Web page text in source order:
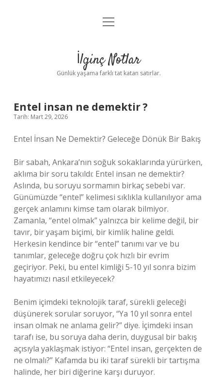
Anasayfa
Yasal Uyarı
menüyü
İlginç Notlar
Günlük yaşama farklı tat katan satırlar.
Entel insan ne demektir ?
Tarih: Mart 29, 2026
Entel İnsan Ne Demektir? Geleceğe Dönük Bir Bakış
Bir sabah, Ankara’nın soğuk sokaklarında yürürken,
aklıma bir soru takıldı: Entel insan ne demektir?
Aslında, bu soruyu sormamın birkaç sebebi var.
Günümüzde “entel” kelimesi sıklıkla kullanılıyor ama
gerçek anlamını kimse tam olarak bilmiyor.
Zamanla, “entel olmak” yalnızca bir kelime değil, bir
tavır, bir yaşam biçimi, bir kimlik haline geldi.
Herkesin kendince bir “entel” tanımı var ve bu
tanımlar, geleceğe doğru çok hızlı bir evrim
geçiriyor. Peki, bu entel kimliği 5-10 yıl sonra bizim
hayatımızı nasıl etkileyecek?
Benim içimdeki teknolojik taraf, sürekli geleceği
düşünerek sorular soruyor, “Ya 10 yıl sonra entel
insan olmak ne anlama gelir?” diye. İçimdeki insan
tarafı ise, bu soruya daha derin, duygusal bir bakış
açısıyla yaklaşmak istiyor: “Entel insan, gerçekten de
ne olmalı?” Kafamda bu iki taraf sürekli bir tartışma
halinde, her biri diğerine karşı duruyor.